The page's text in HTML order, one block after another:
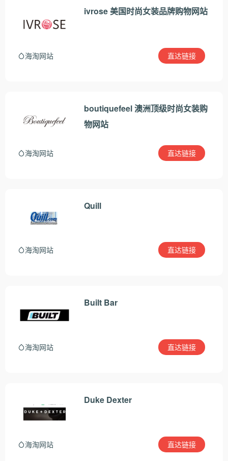
ivrose 美国时尚女装品牌购物网站
海淘网站 直达链接
boutiquefeel 澳洲顶级时尚女装购
物网站
海淘网站 直达链接
Quill
海淘网站 直达链接
Built Bar
海淘网站 直达链接
Duke Dexter
海淘网站 直达链接